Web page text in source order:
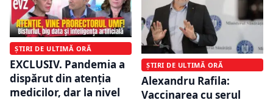
ȘTIRI DE ULTIMĂ ORĂ
EXCLUSIV. Pandemia a
dispărut din atenția
medicilor, dar la nivel
ȘTIRI DE ULTIMĂ ORĂ
Alexandru Rafila:
Vaccinarea cu serul